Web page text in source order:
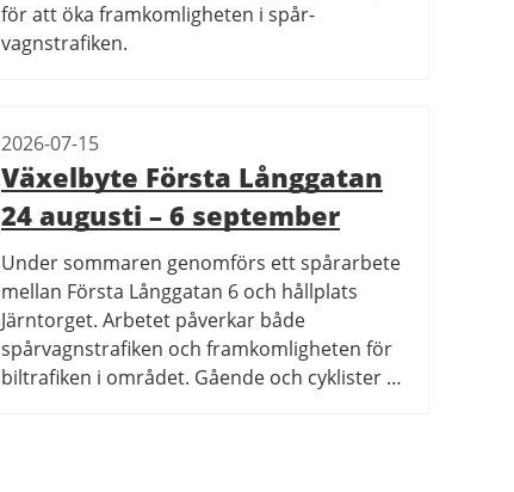
för att öka framkomligheten i spår-
vagnstrafiken.
Växelbyte Första Långgatan
24 augusti – 6 september
2026-07-15
Under sommaren genomförs ett spårarbete
mellan Första Långgatan 6 och hållplats
Järntorget. Arbetet påverkar både
spårvagnstrafiken och framkomligheten för
biltrafiken i området. Gående och cyklister …